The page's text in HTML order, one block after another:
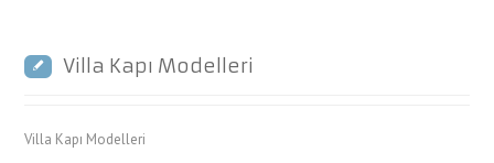
Villa Kapı Modelleri
Villa Kapı Modelleri